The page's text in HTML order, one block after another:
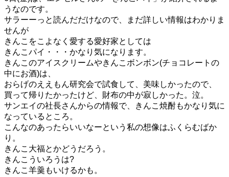
うなのです。
サラーーっと読んだだけなので、まだ詳しい情報はわかりま
せんが
きんこをこよなく愛する愛好家としては
きんこパイ・・・かなり気になります。
きんこのアイスクリームやきんこボンボン(チョコレートの
中にお酒)は、
おらげのええもん研究会で試食して、美味しかったので、
買って帰りたかったけど、財布の中が寂しかった。泣。
サンエイの社長さんからの情報で、きんこ焼酎もかなり気に
なっているところ。
こんなのあったらいいなーという私の想像はふくらむばか
り。
きんこ大福とかどうだろう。
きんこういろうは?
きんこ羊羹もいけるかも。